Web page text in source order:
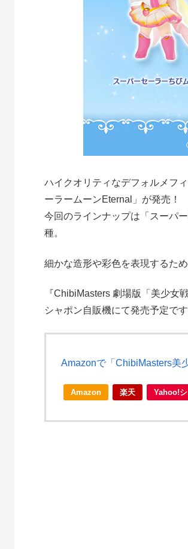
ハイクオリティなデフォルメフ
ーラームーンEternal」が発売！
今回のラインナップは「スーパ
種。
細かな造形や彩色を表現するた
『ChibiMasters 劇場版「美少
シャポン自販機にて発売予定です
Amazonで「ChibiMasters美
Amazon 楽天 Yahoo!